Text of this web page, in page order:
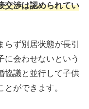
交渉は認められてい
らず別居状態が長引
に会わせないという
協議と並行して子供
ができます。